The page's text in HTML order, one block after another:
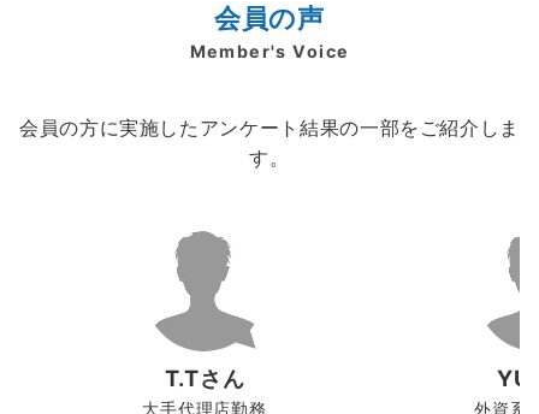
会員の声
Member's Voice
会員の方に実施したアンケート結果の一部をご紹介しま
す。
T.Tさん
大手代理店勤務
YU
外資系